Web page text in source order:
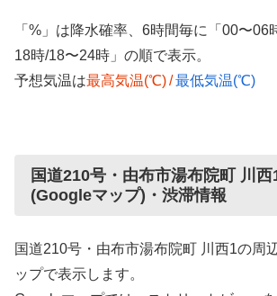
「%」は降水確率、6時間毎に「00〜06
18時/18〜24時」の順で表示。
予想気温は最高気温(℃)/最低気温(℃)
国道210号・由布市湯布院町 川西
(Googleマップ)・渋滞情報
国道210号・由布市湯布院町 川西1の周
ップで表示します。